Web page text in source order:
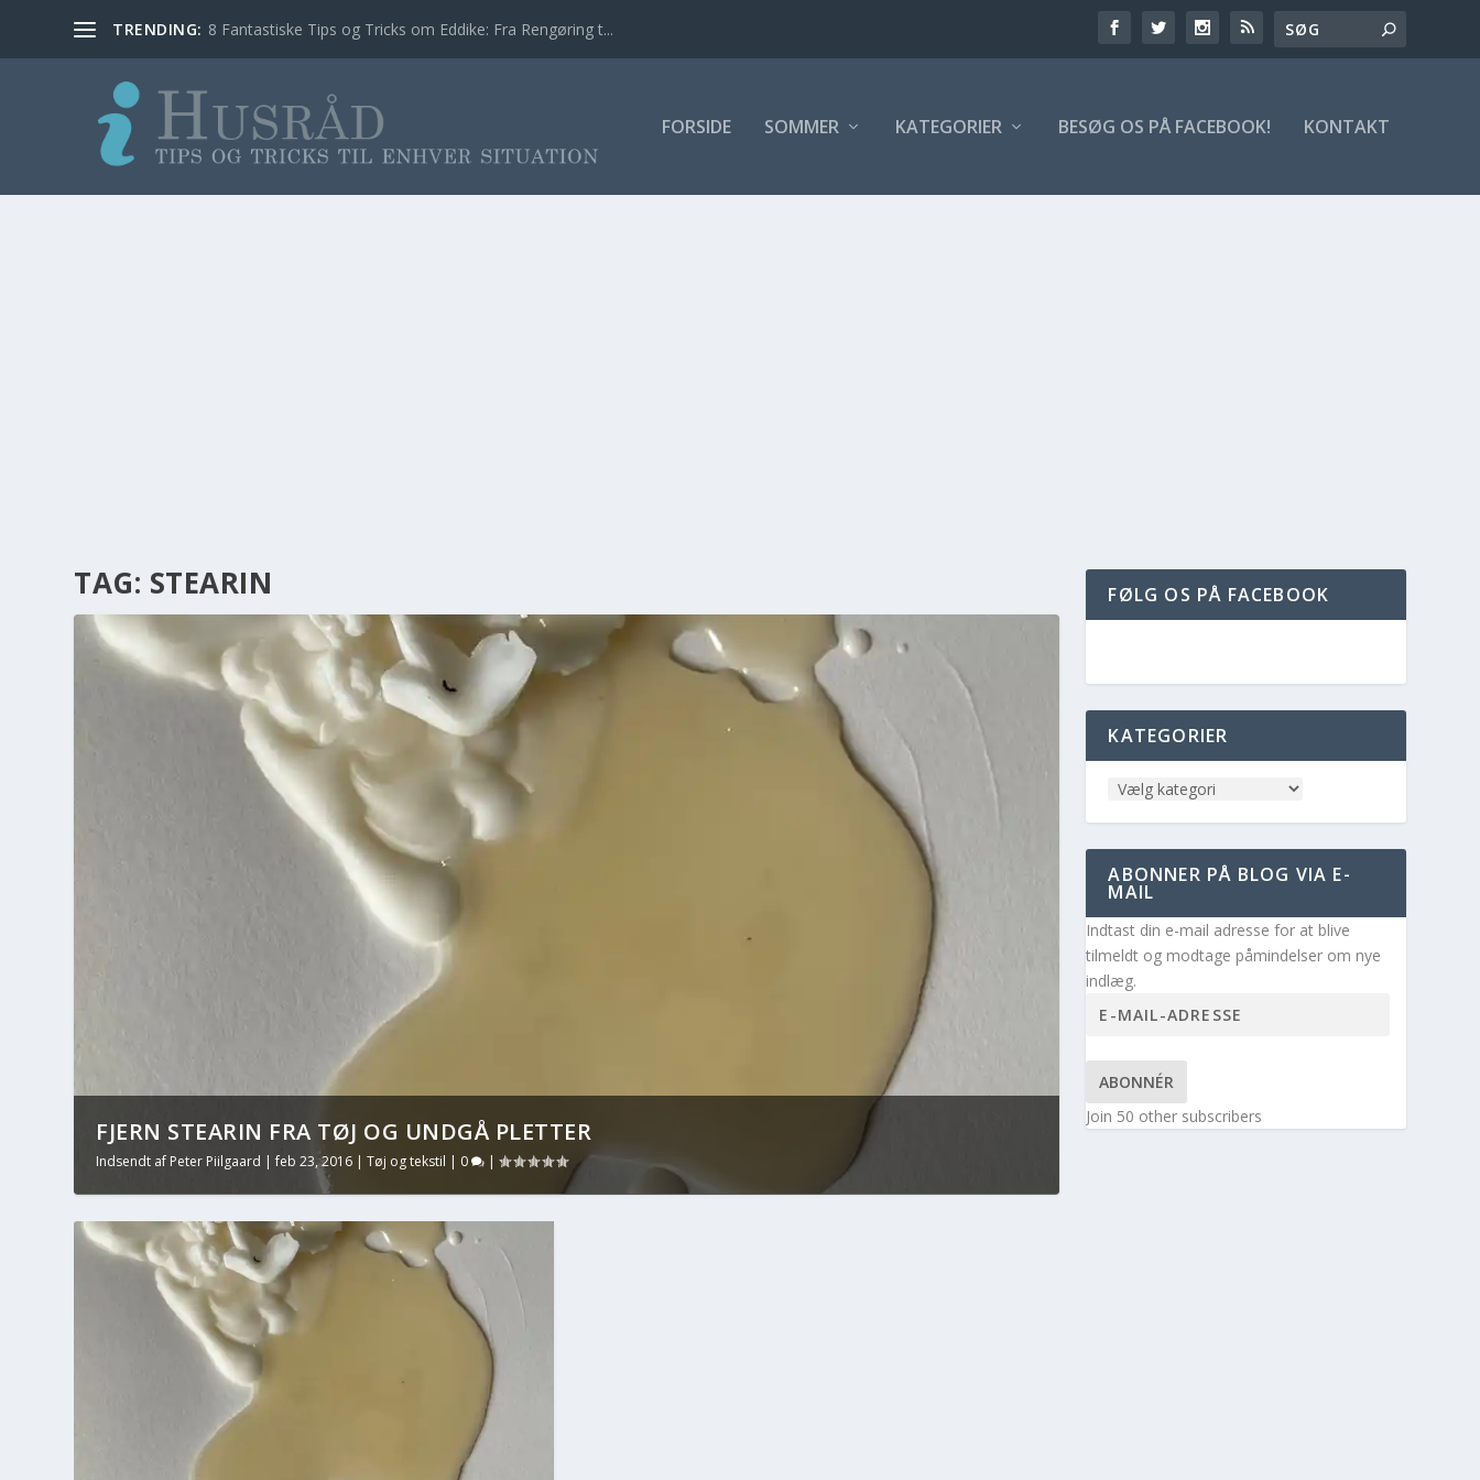
TRENDING: 8 Fantastiske Tips og Tricks om Eddike: Fra Rengøring t...
FORSIDE SOMMER KATEGORIER BESØG OS PÅ FACEBOOK! KONTAKT
TAG: STEARIN
FJERN STEARIN FRA TØJ OG UNDGÅ PLETTER
Indsendt af Peter Piilgaard |feb 23, 2016 |Tøj og tekstil | 0 |
FØLG OS PÅ FACEBOOK
KATEGORIER
ABONNER PÅ BLOG VIA E-
MAIL
Indtast din e-mail adresse for at blive
tilmeldt og modtage påmindelser om nye
indlæg.
ABONNÉR
Join 50 other subscribers